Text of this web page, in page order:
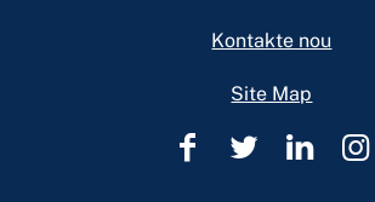
Kontakte nou
Site Map
Èd
Èd
Èd
Èd